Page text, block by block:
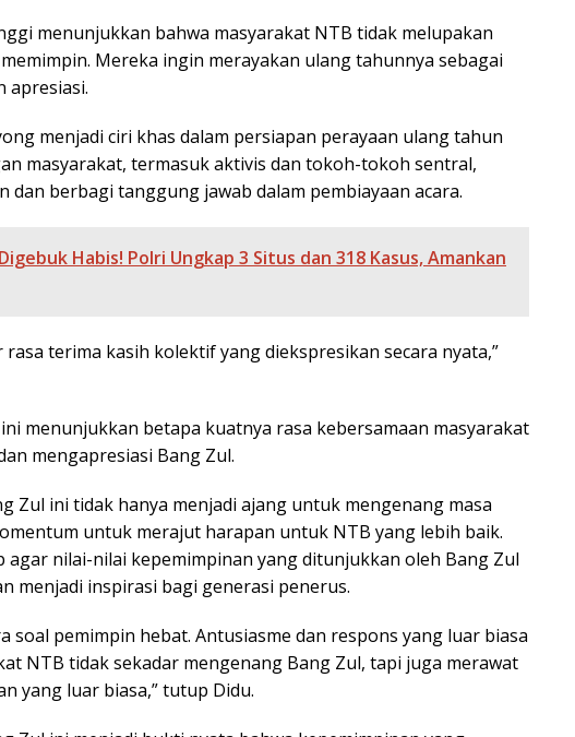
menunjukkan bahwa masyarakat NTB tidak melupakan
Mereka ingin merayakan ulang tahunnya sebagai
apresiasi.
menjadi ciri khas dalam persiapan perayaan ulang tahun
masyarakat, termasuk aktivis dan tokoh-tokoh sentral,
berbagi tanggung jawab dalam pembiayaan acara.
Habis! Polri Ungkap 3 Situs dan 318 Kasus, Amankan
terima kasih kolektif yang diekspresikan secara nyata,”
menunjukkan betapa kuatnya rasa kebersamaan masyarakat
mengapresiasi Bang Zul.
Zul ini tidak hanya menjadi ajang untuk mengenang masa
untuk merajut harapan untuk NTB yang lebih baik.
agar nilai-nilai kepemimpinan yang ditunjukkan oleh Bang Zul
menjadi inspirasi bagi generasi penerus.
soal pemimpin hebat. Antusiasme dan respons yang luar biasa
NTB tidak sekadar mengenang Bang Zul, tapi juga merawat
yang luar biasa,” tutup Didu.